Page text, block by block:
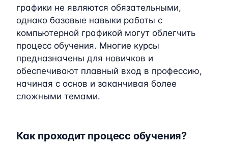
графики не являются обязательными,
однако базовые навыки работы с
компьютерной графикой могут облегчить
процесс обучения. Многие курсы
предназначены для новичков и
обеспечивают плавный вход в профессию,
начиная с основ и заканчивая более
сложными темами.
Как проходит процесс обучения?